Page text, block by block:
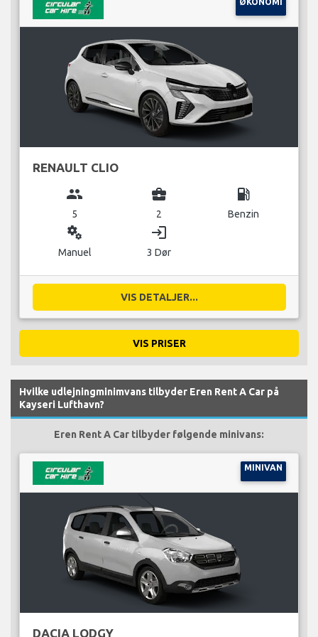
RENAULT CLIO
group
5
business_center
2
local_gas_station
Benzin
miscellaneous_services
Manuel
login
3 Dør
VIS DETALJER...
VIS PRISER
Hvilke udlejningminimvans tilbyder Eren Rent A Car på
Kayseri Lufthavn?
Eren Rent A Car tilbyder følgende minivans:
MINIVAN
DACIA LODGY